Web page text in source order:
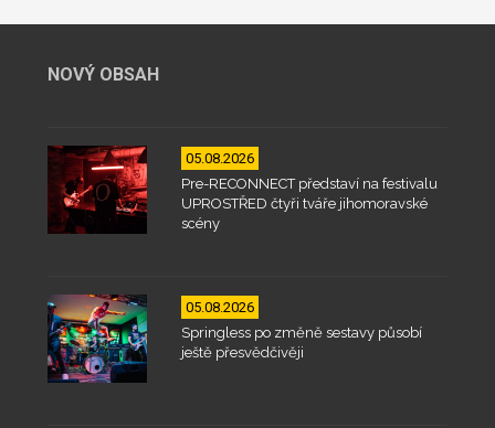
NOVÝ OBSAH
05.08.2026
Pre-RECONNECT představí na festivalu
UPROSTŘED čtyři tváře jihomoravské
scény
05.08.2026
Springless po změně sestavy působí
ještě přesvědčivěji